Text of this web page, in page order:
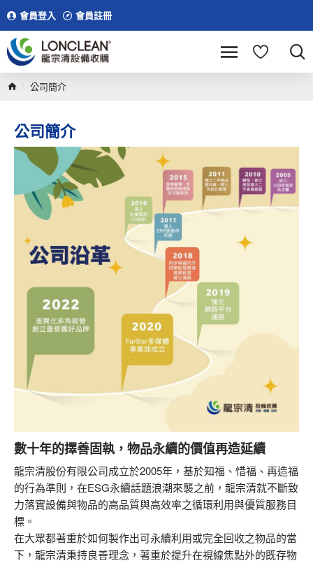
會員登入 會員註冊
公司簡介
公司簡介
數十年的擇善固執，物品永續的價值再造延續
龍宗清股份有限公司成立於2005年，基於知福、惜福、再造福
的行為準則，在ESG永續話題浪潮來襲之前，龍宗清就不斷致
力落實設備與物品的高品質與高效率之循環利用與優質服務目
標。
在大眾都著重於如何製作出可永續利用或完全回收之物品的當
下，龍宗清秉持良善理念，著重於提升在視線焦點外的既存物